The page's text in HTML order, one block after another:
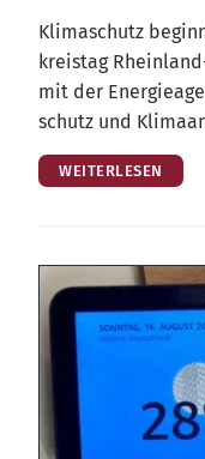
Kli­ma­schutz
kreis­tag
mit der
schutz und
WEITERLESEN